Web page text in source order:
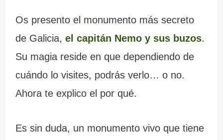
Os presento el monumento más secreto
de Galicia, el capitán Nemo y sus buzos.
Su magia reside en que dependiendo de
cuándo lo visites, podrás verlo… o no.
Ahora te explico el por qué.
Es sin duda, un monumento vivo que tiene